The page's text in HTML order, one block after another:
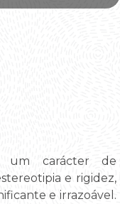
um carácter de
e rigidez,
e irrazoável.